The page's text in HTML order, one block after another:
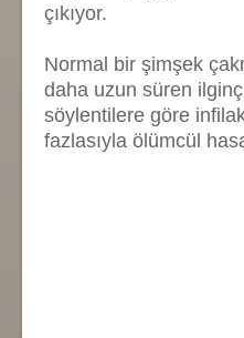
çıkıyor.
Normal bir şimşek
daha uzun süren ilginç
söylentilere göre
fazlasıyla ölümcül